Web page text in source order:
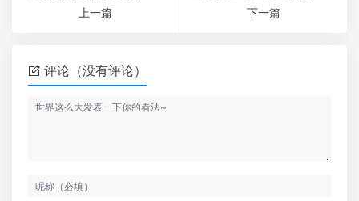
上一篇
下一篇
评论（没有评论）